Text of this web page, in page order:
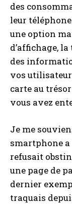
des
leur
une option
d’affichage,
des
vos
carte au
vous avez
Je me
smartphone a
refusait
une page de
dernier
traquais